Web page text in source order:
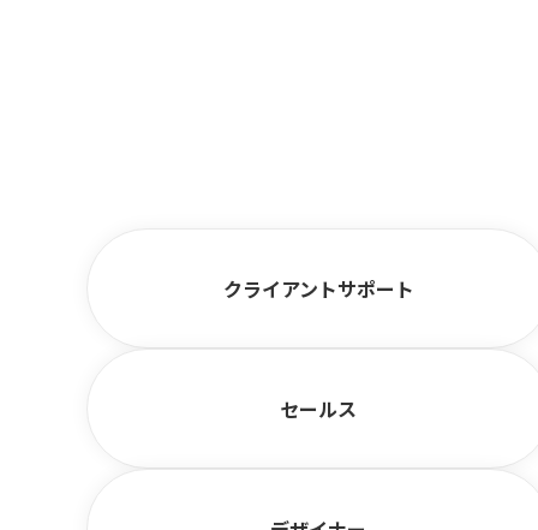
クライアントサポート
セールス